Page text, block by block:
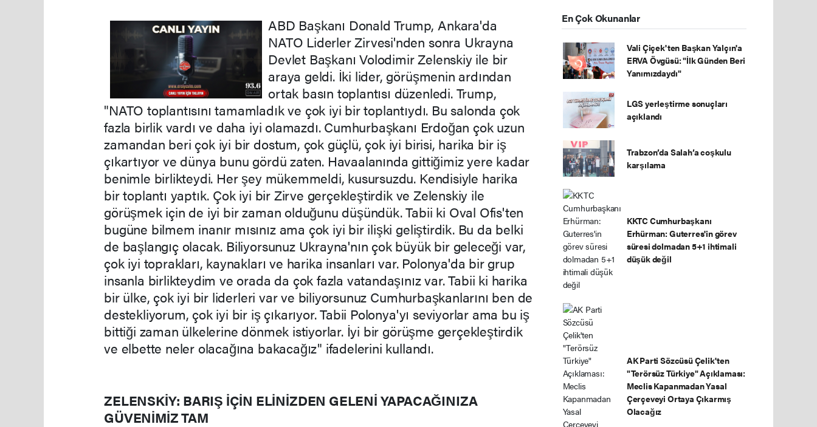
ABD Başkanı Donald Trump, Ankara'da
NATO Liderler Zirvesi'nden sonra Ukrayna
Devlet Başkanı Volodimir Zelenskiy ile bir
araya geldi. İki lider, görüşmenin ardından
ortak basın toplantısı düzenledi. Trump,
"NATO toplantısını tamamladık ve çok iyi bir toplantıydı. Bu salonda çok
fazla birlik vardı ve daha iyi olamazdı. Cumhurbaşkanı Erdoğan çok uzun
zamandan beri çok iyi bir dostum, çok güçlü, çok iyi birisi, harika bir iş
çıkartıyor ve dünya bunu gördü zaten. Havaalanında gittiğimiz yere kadar
benimle birlikteydi. Her şey mükemmeldi, kusursuzdu. Kendisiyle harika
bir toplantı yaptık. Çok iyi bir Zirve gerçekleştirdik ve Zelenskiy ile
görüşmek için de iyi bir zaman olduğunu düşündük. Tabii ki Oval Ofis'ten
bugüne bilmem inanır mısınız ama çok iyi bir ilişki geliştirdik. Bu da belki
de başlangıç olacak. Biliyorsunuz Ukrayna'nın çok büyük bir geleceği var,
çok iyi toprakları, kaynakları ve harika insanları var. Polonya'da bir grup
insanla birlikteydim ve orada da çok fazla vatandaşınız var. Tabii ki harika
bir ülke, çok iyi bir liderleri var ve biliyorsunuz Cumhurbaşkanlarını ben de
destekliyorum, çok iyi bir iş çıkarıyor. Tabii Polonya'yı seviyorlar ama bu iş
bittiği zaman ülkelerine dönmek istiyorlar. İyi bir görüşme gerçekleştirdik
ve elbette neler olacağına bakacağız" ifadelerini kullandı.
ZELENSKİY: BARIŞ İÇİN ELİNİZDEN GELENİ YAPACAĞINIZA
GÜVENİMİZ TAM
En Çok Okunanlar
Vali Çiçek'ten Başkan Yalçın'a
ERVA Övgüsü: "İlk Günden Beri
Yanımızdaydı"
LGS yerleştirme sonuçları
açıklandı
Trabzon’da Salah’a coşkulu
karşılama
KKTC Cumhurbaşkanı
Erhürman: Guterres'in görev
süresi dolmadan 5+1 ihtimali
düşük değil
AK Parti Sözcüsü Çelik'ten
"Terörsüz Türkiye" Açıklaması:
Meclis Kapanmadan Yasal
Çerçeveyi Ortaya Çıkarmış
Olacağız